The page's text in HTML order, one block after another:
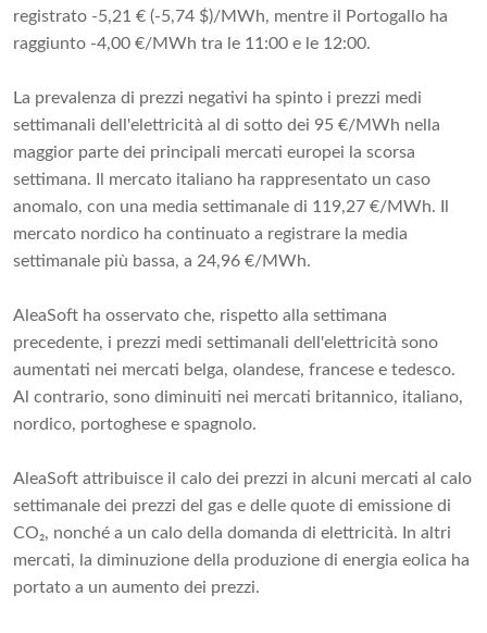
registrato -5,21 € (-5,74 $)/MWh, mentre il Portogallo ha
raggiunto -4,00 €/MWh tra le 11:00 e le 12:00.
La prevalenza di prezzi negativi ha spinto i prezzi medi
settimanali dell'elettricità al di sotto dei 95 €/MWh nella
maggior parte dei principali mercati europei la scorsa
settimana. Il mercato italiano ha rappresentato un caso
anomalo, con una media settimanale di 119,27 €/MWh. Il
mercato nordico ha continuato a registrare la media
settimanale più bassa, a 24,96 €/MWh.
AleaSoft ha osservato che, rispetto alla settimana
precedente, i prezzi medi settimanali dell'elettricità sono
aumentati nei mercati belga, olandese, francese e tedesco.
Al contrario, sono diminuiti nei mercati britannico, italiano,
nordico, portoghese e spagnolo.
AleaSoft attribuisce il calo dei prezzi in alcuni mercati al calo
settimanale dei prezzi del gas e delle quote di emissione di
CO₂, nonché a un calo della domanda di elettricità. In altri
mercati, la diminuzione della produzione di energia eolica ha
portato a un aumento dei prezzi.